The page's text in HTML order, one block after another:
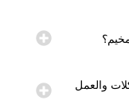
والعمل